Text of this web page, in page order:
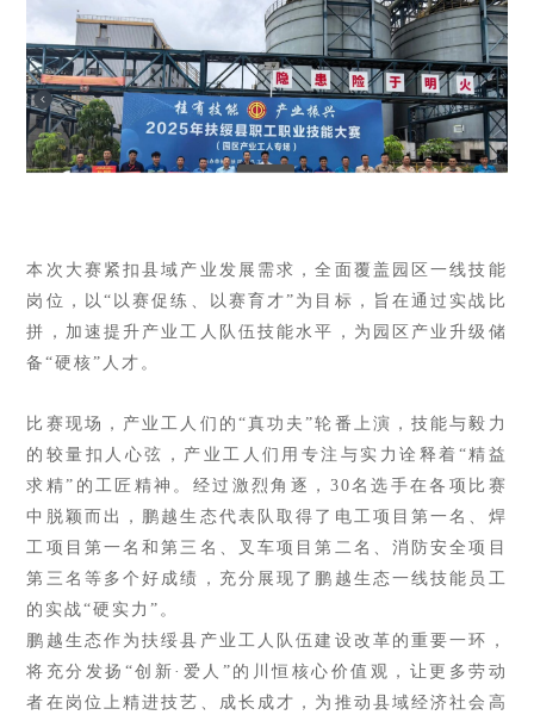
本次大赛紧扣县域产业发展需求，全面覆盖园区一线技能
岗位，以 “以赛促练、以赛育才”为目标，旨在通过实战比
拼，加速提升产业工人队伍技能水平，为园区产业升级储
备“硬核”人才。
比赛现场，产业工人们的 “真功夫”轮番上演，技能与毅力
的较量扣人心弦，产业工人们用专注与实力诠释着“精益
求精”的工匠精神。经过激烈角逐，30名选手在各项比赛
中脱颖而出，鹏越生态代表队取得了电工项目第一名、焊
工项目第一名和第三名、叉车项目第二名、消防安全项目
第三名等多个好成绩，充分展现了鹏越生态一线技能员工
的实战“硬实力”。
鹏越生态作为扶绥县产业工人队伍建设改革的重要一环，
将充分发扬 “创新·爱人”的川恒核心价值观，让更多劳动
者在岗位上精进技艺、成长成才，为推动县域经济社会高